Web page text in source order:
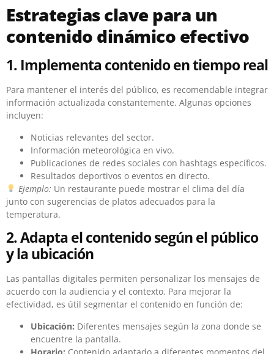
Estrategias clave para un
contenido dinámico efectivo
1. Implementa contenido en tiempo real
Para mantener el interés del público, es recomendable integrar
información actualizada constantemente. Algunas opciones
incluyen:
Noticias relevantes del sector.
Información meteorológica en vivo.
Publicaciones de redes sociales con hashtags específicos.
Resultados deportivos o eventos en directo.
Ejemplo: Un restaurante puede mostrar el clima del día
junto con sugerencias de platos adecuados para la
temperatura.
2. Adapta el contenido según el público
y la ubicación
Las pantallas digitales permiten personalizar los mensajes de
acuerdo con la audiencia y el contexto. Para mejorar la
efectividad, es útil segmentar el contenido en función de:
Ubicación: Diferentes mensajes según la zona donde se
encuentre la pantalla.
Horario: Contenido adaptado a diferentes momentos del